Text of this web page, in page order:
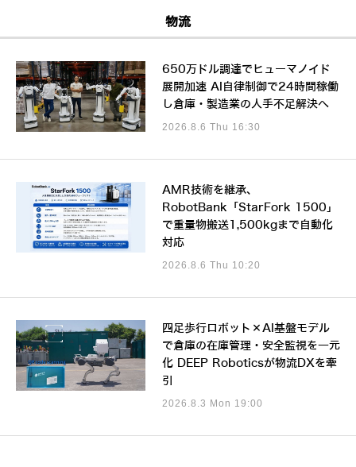
物流
650万ドル調達でヒューマノイド
展開加速 AI自律制御で24時間稼働
し倉庫・製造業の人手不足解決へ
2026.8.6 Thu 16:30
AMR技術を継承、
RobotBank「StarFork 1500」
で重量物搬送1,500kgまで自動化
対応
2026.8.6 Thu 10:20
四足歩行ロボット×AI基盤モデル
で倉庫の在庫管理・安全監視を一元
化 DEEP Roboticsが物流DXを牽
引
2026.8.3 Mon 19:00